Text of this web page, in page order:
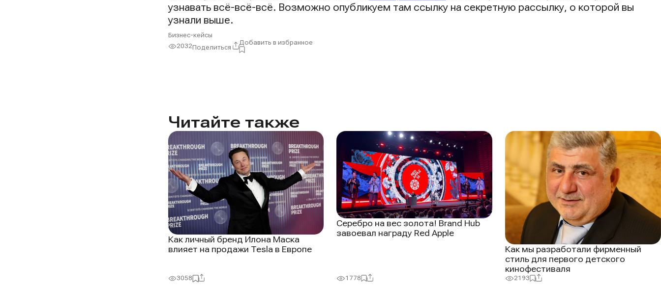
узнавать всё-всё-всё. Возможно опубликуем там ссылку на секретную рассылку, о которой вы
узнали выше.
Бизнес-кейсы
Просмотры:
2032Поделиться
Добавить в избранное
Читайте также
Как личный бренд Илона Маска
влияет на продажи Tesla в Европе
Просмотры:
3058 Добавить
в
Поделиться
Серебро на вес золота! Brand Hub
завоевал награду Red Apple
Просмотры:
1778 Добавить
Поделиться
Как мы разработали фирменный
стиль для первого детского
кинофестиваля
Просмотры:
2193 Добавить
Поделиться